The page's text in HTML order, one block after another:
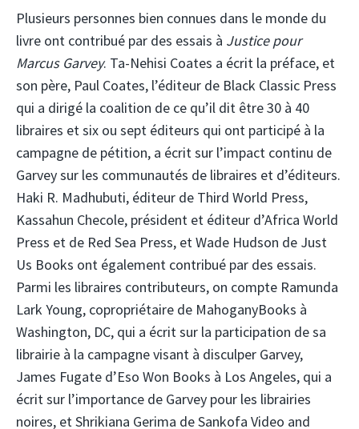
Plusieurs personnes bien connues dans le monde du
livre ont contribué par des essais à Justice pour
Marcus Garvey. Ta-Nehisi Coates a écrit la préface, et
son père, Paul Coates, l’éditeur de Black Classic Press
qui a dirigé la coalition de ce qu’il dit être 30 à 40
libraires et six ou sept éditeurs qui ont participé à la
campagne de pétition, a écrit sur l’impact continu de
Garvey sur les communautés de libraires et d’éditeurs.
Haki R. Madhubuti, éditeur de Third World Press,
Kassahun Checole, président et éditeur d’Africa World
Press et de Red Sea Press, et Wade Hudson de Just
Us Books ont également contribué par des essais.
Parmi les libraires contributeurs, on compte Ramunda
Lark Young, copropriétaire de MahoganyBooks à
Washington, DC, qui a écrit sur la participation de sa
librairie à la campagne visant à disculper Garvey,
James Fugate d’Eso Won Books à Los Angeles, qui a
écrit sur l’importance de Garvey pour les librairies
noires, et Shrikiana Gerima de Sankofa Video and